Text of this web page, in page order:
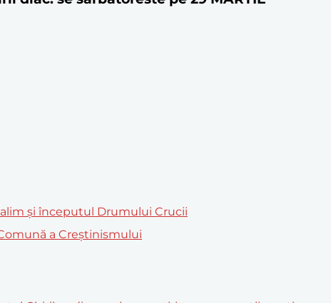
și începutul Drumului Crucii
a Creștinismului